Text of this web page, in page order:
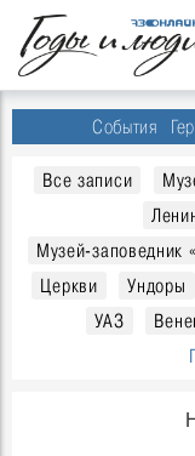
События
Все записи
Музей-заповедник
Церкви
Ундоры
УАЗ